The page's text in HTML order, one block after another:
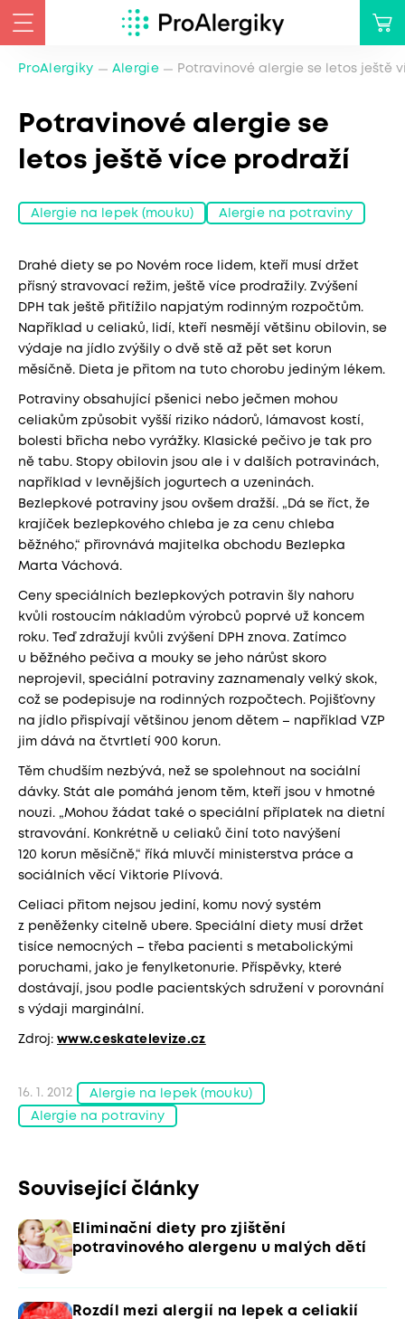
ProAlergiky Alergie Potravinové alergie se letos ještě
Potravinové alergie se
letos ještě více prodraží
Alergie na lepek (mouku) Alergie na potraviny
Drahé diety se po Novém roce lidem, kteří musí držet
přísný stravovací režim, ještě více prodražily. Zvýšení
DPH tak ještě přitížilo napjatým rodinným rozpočtům.
Například u celiaků, lidí, kteří nesmějí většinu obilovin, se
výdaje na jídlo zvýšily o dvě stě až pět set korun
měsíčně. Dieta je přitom na tuto chorobu jediným lékem.
Potraviny obsahující pšenici nebo ječmen mohou
celiakům způsobit vyšší riziko nádorů, lámavost kostí,
bolesti břicha nebo vyrážky. Klasické pečivo je tak pro
ně tabu. Stopy obilovin jsou ale i v dalších potravinách,
například v levnějších jogurtech a uzeninách.
Bezlepkové potraviny jsou ovšem dražší. „Dá se říct, že
krajíček bezlepkového chleba je za cenu chleba
běžného,“ přirovnává majitelka obchodu Bezlepka
Marta Váchová.
Ceny speciálních bezlepkových potravin šly nahoru
kvůli rostoucím nákladům výrobců poprvé už koncem
roku. Teď zdražují kvůli zvýšení DPH znova. Zatímco
u běžného pečiva a mouky se jeho nárůst skoro
neprojevil, speciální potraviny zaznamenaly velký skok,
což se podepisuje na rodinných rozpočtech. Pojišťovny
na jídlo přispívají většinou jenom dětem – například VZP
jim dává na čtvrtletí 900 korun.
Těm chudším nezbývá, než se spolehnout na sociální
dávky. Stát ale pomáhá jenom těm, kteří jsou v hmotné
nouzi. „Mohou žádat také o speciální příplatek na dietní
stravování. Konkrétně u celiaků činí toto navýšení
120 korun měsíčně,“ říká mluvčí ministerstva práce a
sociálních věcí Viktorie Plívová.
Celiaci přitom nejsou jediní, komu nový systém
z peněženky citelně ubere. Speciální diety musí držet
tisíce nemocných – třeba pacienti s metabolickými
poruchami, jako je fenylketonurie. Příspěvky, které
dostávají, jsou podle pacientských sdružení v porovnání
s výdaji marginální.
Zdroj: www.ceskatelevize.cz
16. 1. 2012 Alergie na lepek (mouku)
Alergie na potraviny
Související články
Eliminační diety pro zjištění
potravinového alergenu u malých dětí
Rozdíl mezi alergií na lepek a celiakií